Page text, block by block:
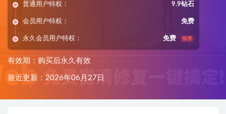
普通用户特权： 9.9钻石
会员用户特权： 免费
永久会员用户特权： 免费 推荐
有效期：购买后永久有效
最近更新：2026年06月27日